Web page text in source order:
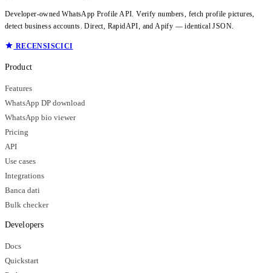
Developer-owned WhatsApp Profile API. Verify numbers, fetch profile pictures,
detect business accounts. Direct, RapidAPI, and Apify — identical JSON.
RECENSISCICI
Product
Features
WhatsApp DP download
WhatsApp bio viewer
Pricing
API
Use cases
Integrations
Banca dati
Bulk checker
Developers
Docs
Quickstart